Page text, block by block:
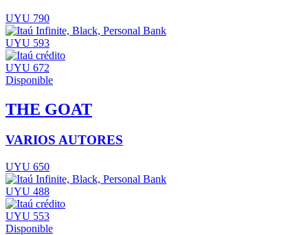
UYU 790
UYU 593
UYU 672
Disponible
THE GOAT
VARIOS AUTORES
UYU 650
UYU 488
UYU 553
Disponible